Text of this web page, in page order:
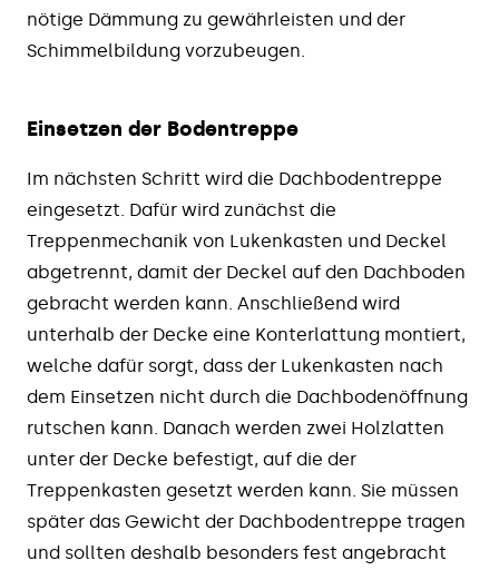
nötige Dämmung zu gewährleisten und der
Schimmelbildung vorzubeugen.
Einsetzen der Bodentreppe
Im nächsten Schritt wird die Dachbodentreppe
eingesetzt. Dafür wird zunächst die
Treppenmechanik von Lukenkasten und Deckel
abgetrennt, damit der Deckel auf den Dachboden
gebracht werden kann. Anschließend wird
unterhalb der Decke eine Konterlattung montiert,
welche dafür sorgt, dass der Lukenkasten nach
dem Einsetzen nicht durch die Dachbodenöffnung
rutschen kann. Danach werden zwei Holzlatten
unter der Decke befestigt, auf die der
Treppenkasten gesetzt werden kann. Sie müssen
später das Gewicht der Dachbodentreppe tragen
und sollten deshalb besonders fest angebracht